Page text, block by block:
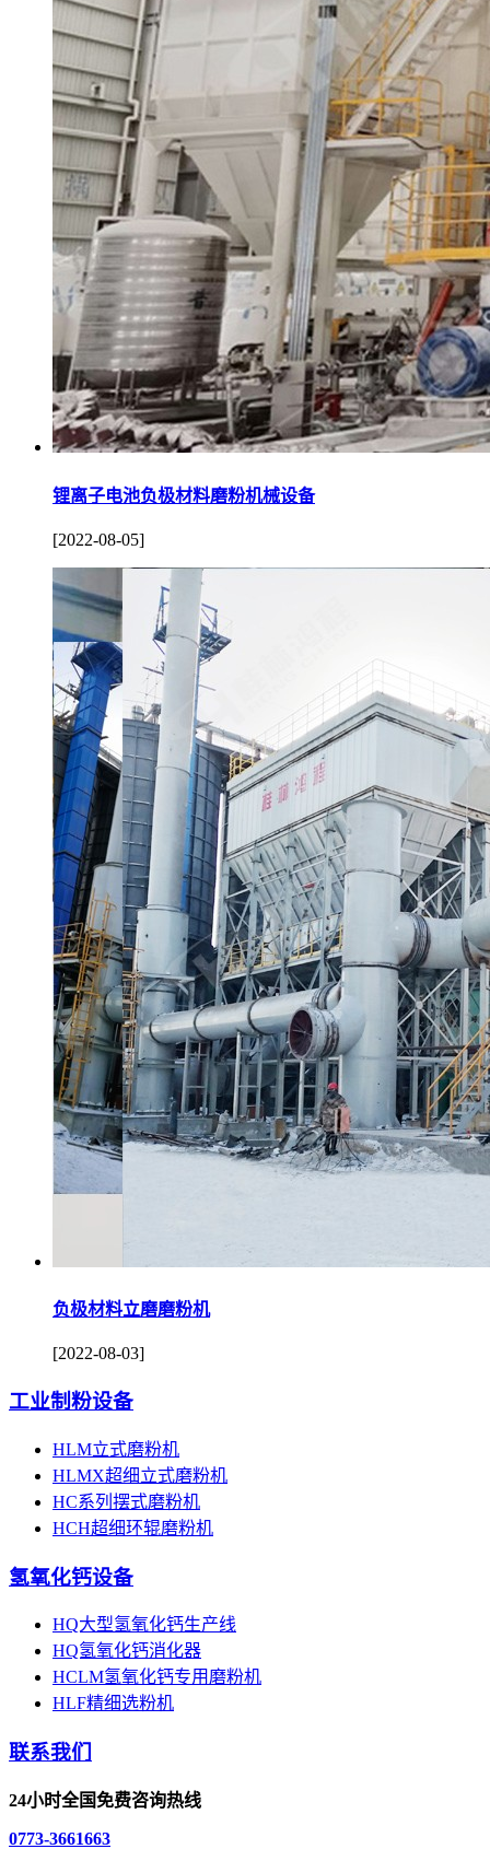
锂离子电池负极材料磨粉机械设备
[2022-08-05]
负极材料立磨磨粉机
[2022-08-03]
工业制粉设备
HLM立式磨粉机
HLMX超细立式磨粉机
HC系列摆式磨粉机
HCH超细环辊磨粉机
氢氧化钙设备
HQ大型氢氧化钙生产线
HQ氢氧化钙消化器
HCLM氢氧化钙专用磨粉机
HLF精细选粉机
联系我们
24小时全国免费咨询热线
0773-3661663